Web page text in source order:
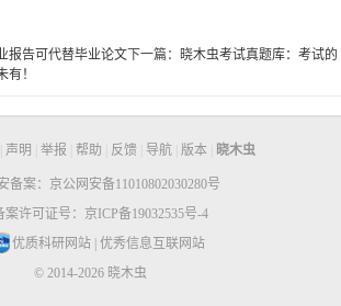
报告可代替毕业论文 下一篇： 晓木虫考试真题库：考试的
！
声明 举报 帮助 反馈 导航 版本 晓木虫
备案：京公网安备11010802030280号
案许可证号：京ICP备19032535号-4
优质科研网站| 优秀信息互联网站
© 2014-2026 晓木虫